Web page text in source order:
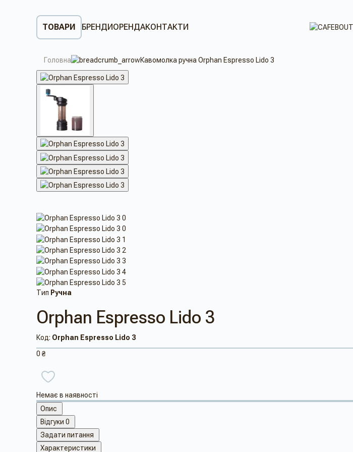
ТОВАРИ БРЕНДИОРЕНДАКОНТАКТИ
Головна Кавомолка ручна Orphan Espresso Lido 3
Тип Ручна
Orphan Espresso Lido 3
Код: Orphan Espresso Lido 3
0 ₴
Немає в наявності
Опис
Відгуки 0
Задати питання
Характеристики